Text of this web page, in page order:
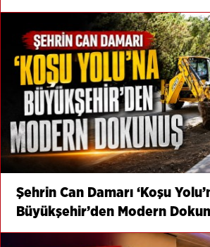
Şehrin Can Damarı ‘Koşu
Büyükşehir’den Modern